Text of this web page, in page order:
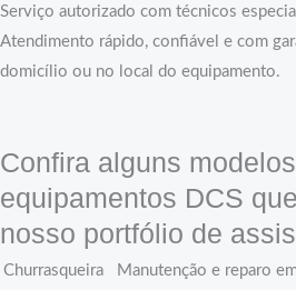
Serviço autorizado com técnicos
Atendimento rápido, confiável e com
domicílio ou no local do equipamento.
Confira alguns
equipamentos DCS
nosso portfólio de
Churrasqueira
Manutenção e reparo